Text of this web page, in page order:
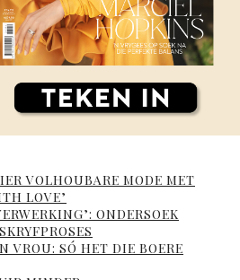
VOLHOUBARE MODE MET
LOVE’
ONDERSOEK
VROU: SÓ HET DIE BOERE